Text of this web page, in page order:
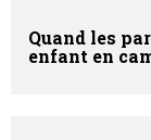
Quand les
enfant en